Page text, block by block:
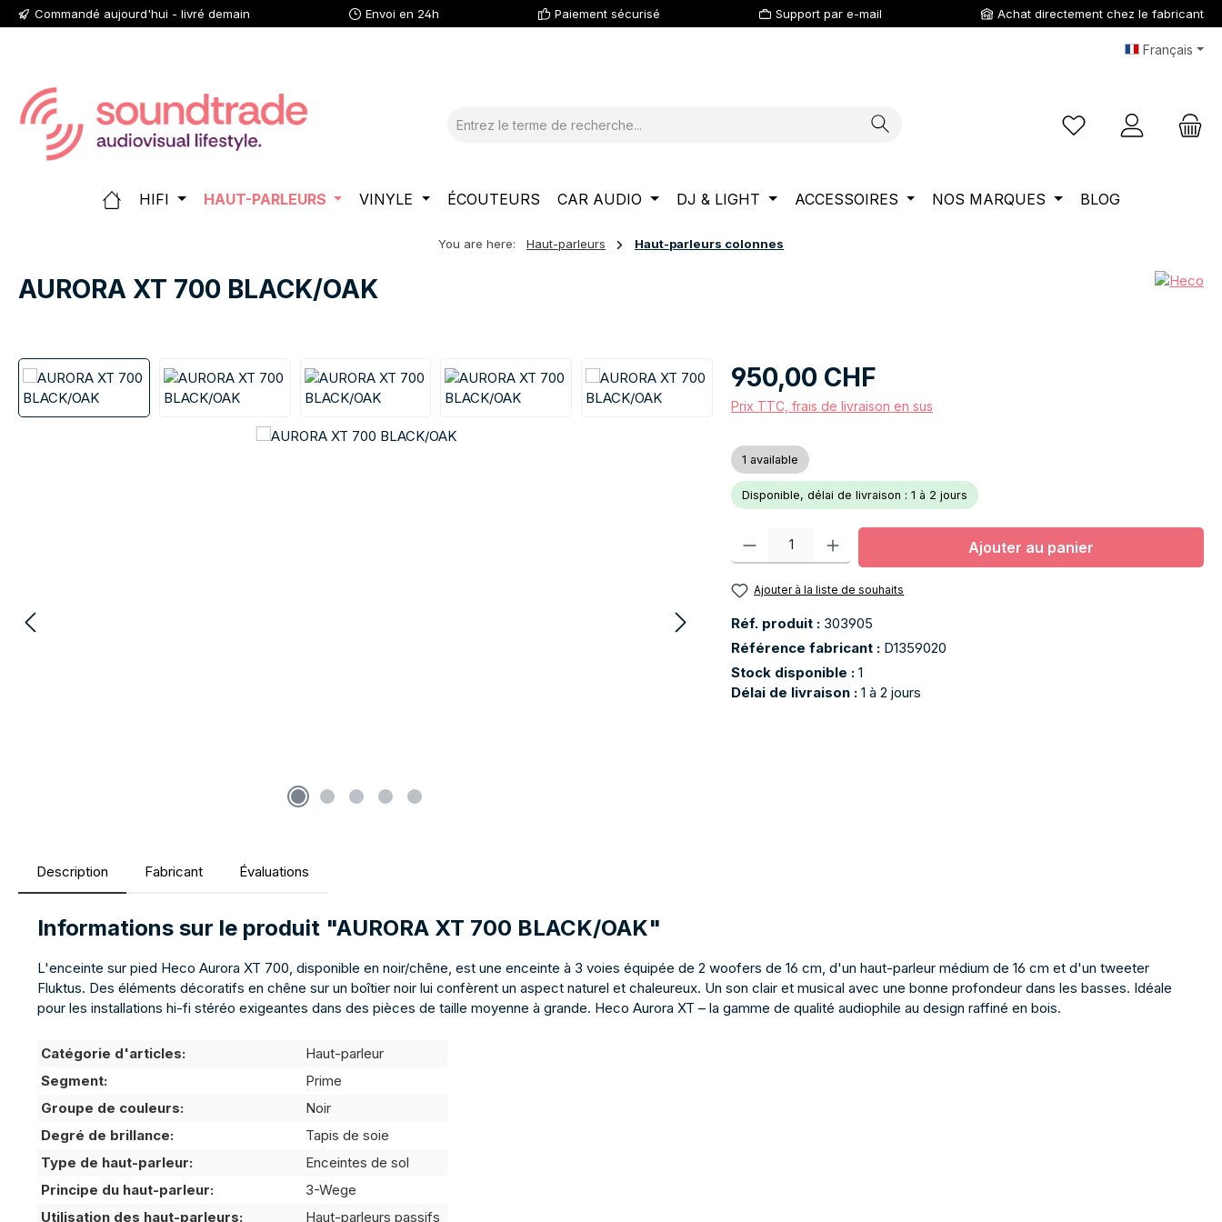
au contenu principal
Passer à la recherche
Passer à la navigation principale
Commandé aujourd'hui - livré demain Envoi en 24h Paiement sécurisé Support par e-mail Achat directement chez le fabricant
Français
Vous avez 0 articles
HIFI HAUT-PARLEURS VINYLE ÉCOUTEURS CAR AUDIO DJ & LIGHT ACCESSOIRES NOS MARQUES BLOG
You are here: Haut-parleurs Haut-parleurs colonnes
AURORA XT 700 BLACK/OAK
Ignorer la galerie d'images Prix régulier :
950,00 CHF
Prix TTC, frais de livraison en sus
1 available
Disponible, délai de livraison : 1 à 2 jours
Quantité de produit : Entrez la quantité souhaitée ou utilisez les boutons pour
Ajouter au panier
Ajouter à la liste de souhaits
Réf. produit : 303905
Référence fabricant : D1359020
Stock disponible : 1
Délai de livraison : 1 à 2 jours
Description Fabricant Évaluations
Informations sur le produit "AURORA XT 700 BLACK/OAK"
L'enceinte sur pied Heco Aurora XT 700, disponible en noir/chêne, est une enceinte à 3 voies équipée de 2 woofers de 16 cm, d'un haut-parleur médium de 16 cm et d'un tweeter
Fluktus. Des éléments décoratifs en chêne sur un boîtier noir lui confèrent un aspect naturel et chaleureux. Un son clair et musical avec une bonne profondeur dans les basses. Idéale
pour les installations hi-fi stéréo exigeantes dans des pièces de taille moyenne à grande. Heco Aurora XT – la gamme de qualité audiophile au design raffiné en bois.
Catégorie d'articles:
Haut-parleur
Segment:
Prime
Groupe de couleurs:
Noir
Degré de brillance:
Tapis de soie
Type de haut-parleur:
Enceintes de sol
Principe du haut-parleur:
3-Wege
Utilisation des haut-parleurs:
Haut-parleurs passifs